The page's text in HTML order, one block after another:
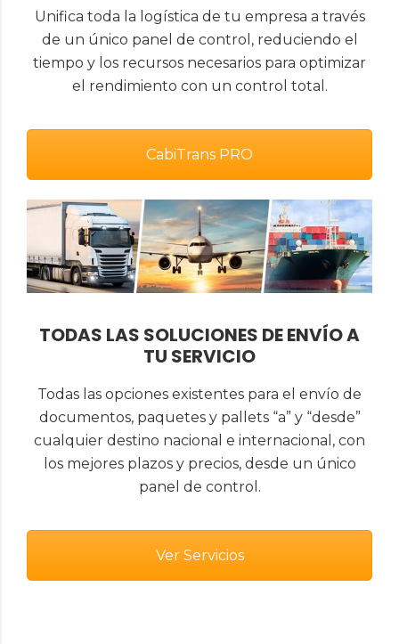
Unifica toda la logística de tu empresa a través
de un único panel de control, reduciendo el
tiempo y los recursos necesarios para optimizar
el rendimiento con un control total.
CabiTrans PRO
TODAS LAS SOLUCIONES DE ENVÍO A
TU SERVICIO
Todas las opciones existentes para el envío de
documentos, paquetes y pallets “a” y “desde”
cualquier destino nacional e internacional, con
los mejores plazos y precios, desde un único
panel de control.
Ver Servicios